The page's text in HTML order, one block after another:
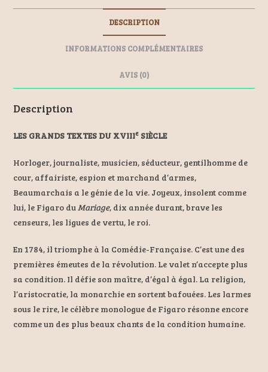
b n
r
l es
tDESCRIPTION
INFORMATIONS COMPLÉMENTAIRES
AVIS (0)
Description
LES GRANDS TEXTES DU XVIIIe SIÈCLE
Horloger, journaliste, musicien, séducteur, gentilhomme de
cour, affairiste, espion et marchand d’armes,
Beaumarchais a le génie de la vie. Joyeux, insolent comme
lui, le Figaro duMariage, dix année durant, brave les
censeurs, les ligues de vertu, le roi.
En 1784, il triomphe à la Comédie-Française. C’est une des
premières émeutes de la révolution. Le valet n’accepte plus
sa condition. Il défie son maître, d’égal à égal. La religion,
l’aristocratie, la monarchie en sortent bafouées. Les larmes
sous le rire, le célèbre monologue de Figaro résonne encore
comme un des plus beaux chants de la condition humaine.